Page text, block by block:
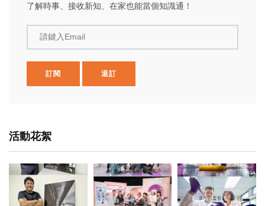
了解時事、接收新知、在家也能當個知識通！
請鍵入Email
訂閱 退訂
活動花絮